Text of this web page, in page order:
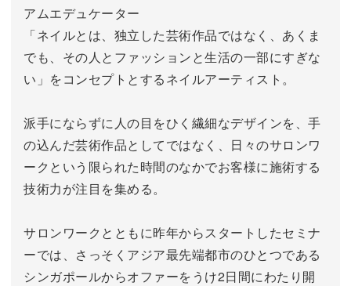
アムエデュケーター
「ネイルとは、独立した芸術作品ではなく、あくま
でも、その人とファッションと生活の一部にすぎな
い」をコンセプトとするネイルアーティスト。
派手にならずに人の目をひく繊細なデザインを、手
の込んだ芸術作品としてではなく、日々のサロンワ
ークという限られた時間のなかでお客様に施術する
技術力が注目を集める。
サロンワークとともに昨年からスタートしたセミナ
ーでは、さっそくアジア最先端都市のひとつである
シンガポールからオファーをうけ2日間にわたり開